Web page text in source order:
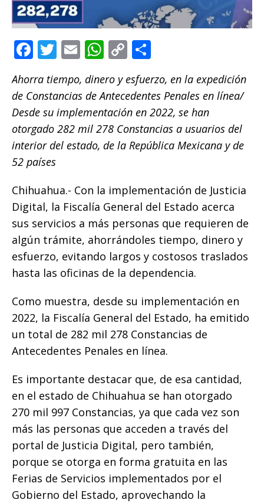
F
c
e
b
o
o
k
T
it
te
r
E
m
ai
l
W
at
s
A
p
C
o
p
y
Li
n
m
p
ar
ti
Ahorra tiempo, dinero y esfuerzo, en la expedición
de Constancias de Antecedentes Penales en línea/
Desde su implementación en 2022, se han
otorgado 282 mil 278 Constancias a usuarios del
interior del estado, de la República Mexicana y de
52 países
Chihuahua.- Con la implementación de Justicia
Digital, la Fiscalía General del Estado acerca
sus servicios a más personas que requieren de
algún trámite, ahorrándoles tiempo, dinero y
esfuerzo, evitando largos y costosos traslados
hasta las oficinas de la dependencia.
Como muestra, desde su implementación en
2022, la Fiscalía General del Estado, ha emitido
un total de 282 mil 278 Constancias de
Antecedentes Penales en línea.
Es importante destacar que, de esa cantidad,
en el estado de Chihuahua se han otorgado
270 mil 997 Constancias, ya que cada vez son
más las personas que acceden a través del
portal de Justicia Digital, pero también,
porque se otorga en forma gratuita en las
Ferias de Servicios implementados por el
Gobierno del Estado, aprovechando la